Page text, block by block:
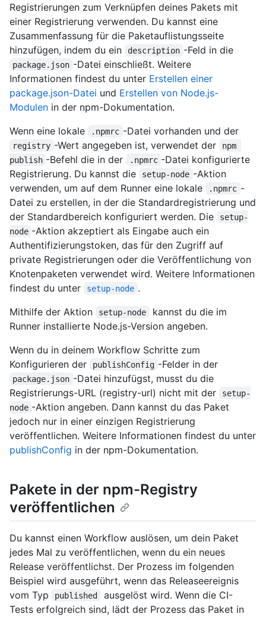
Registrierungen zum Verknüpfen deines Pakets mit
einer Registrierung verwenden. Du kannst eine
Zusammenfassung für die Paketauflistungsseite
hinzufügen, indem du ein
description -Feld in die
package.json -Datei einschließt. Weitere
Informationen findest du unter Erstellen einer
package.json-Datei und Erstellen von Node.js-
Modulen in der npm-Dokumentation.
Wenn eine lokale
.npmrc -Datei vorhanden und der
registry -Wert angegeben ist, verwendet der
npm
publish -Befehl die in der .npmrc -Datei konfigurierte
Registrierung. Du kannst die
setup-node -Aktion
verwenden, um auf dem Runner eine lokale
.npmrc -
Datei zu erstellen, in der die Standardregistrierung und
der Standardbereich konfiguriert werden. Die
setup-
node -Aktion akzeptiert als Eingabe auch ein
Authentifizierungstoken, das für den Zugriff auf
private Registrierungen oder die Veröffentlichung von
Knotenpaketen verwendet wird. Weitere Informationen
findest du unter
setup-node .
Mithilfe der Aktion
setup-node
kannst du die im
Runner installierte Node.js-Version angeben.
Wenn du in deinem Workflow Schritte zum
Konfigurieren der
publishConfig -Felder in der
package.json -Datei hinzufügst, musst du die
Registrierungs-URL (registry-url) nicht mit der
setup-
node -Aktion angeben. Dann kannst du das Paket
jedoch nur in einer einzigen Registrierung
veröffentlichen. Weitere Informationen findest du unter
publishConfig in der npm-Dokumentation.
Pakete in der npm-Registry
veröffentlichen
Du kannst einen Workflow auslösen, um dein Paket
jedes Mal zu veröffentlichen, wenn du ein neues
Release veröffentlichst. Der Prozess im folgenden
Beispiel wird ausgeführt, wenn das Releaseereignis
vom Typ
published
ausgelöst wird. Wenn die CI-
Tests erfolgreich sind, lädt der Prozess das Paket in